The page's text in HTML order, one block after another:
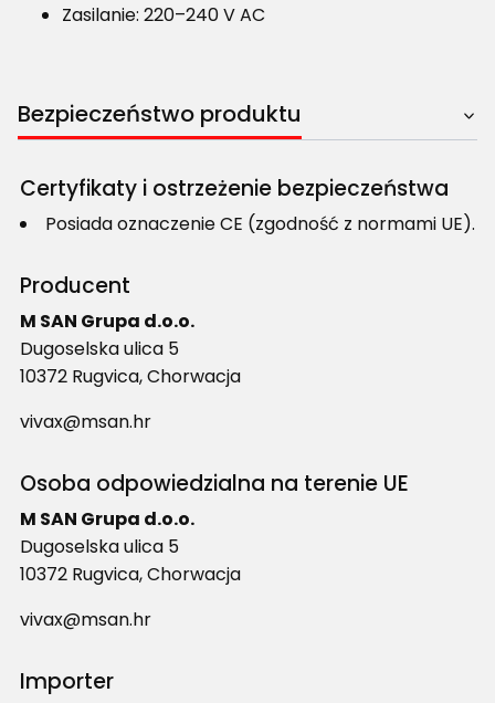
Zasilanie: 220–240 V AC
Bezpieczeństwo produktu
Certyfikaty i ostrzeżenie bezpieczeństwa
Posiada oznaczenie CE (zgodność z normami UE).
Producent
M SAN Grupa d.o.o.
Dugoselska ulica 5
10372 Rugvica, Chorwacja
vivax@msan.hr
Osoba odpowiedzialna na terenie UE
M SAN Grupa d.o.o.
Dugoselska ulica 5
10372 Rugvica, Chorwacja
vivax@msan.hr
Importer